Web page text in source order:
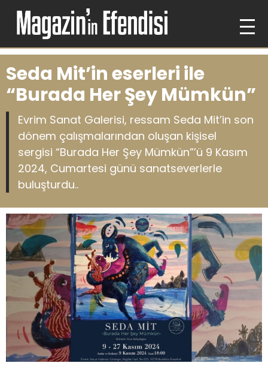
Seda Mit’in eserleri ile
“Burada Her Şey Mümkün”
Evrim Sanat Galerisi, ressam Seda Mit’in son
dönem çalışmalarından oluşan kişisel
sergisi “Burada Her Şey Mümkün”’ü 9 Kasım
2024, Cumartesi günü sanatseverlerle
buluşturdu..